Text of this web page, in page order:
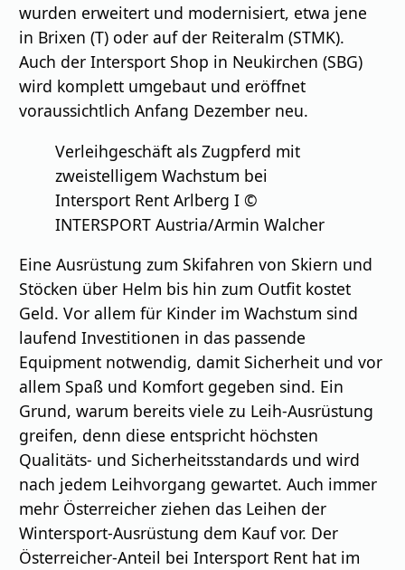
wurden erweitert und modernisiert, etwa jene
in Brixen (T) oder auf der Reiteralm (STMK).
Auch der Intersport Shop in Neukirchen (SBG)
wird komplett umgebaut und eröffnet
voraussichtlich Anfang Dezember neu.
Verleihgeschäft als Zugpferd mit
zweistelligem Wachstum bei
Intersport Rent Arlberg I ©
INTERSPORT Austria/Armin Walcher
Eine Ausrüstung zum Skifahren von Skiern und
Stöcken über Helm bis hin zum Outfit kostet
Geld. Vor allem für Kinder im Wachstum sind
laufend Investitionen in das passende
Equipment notwendig, damit Sicherheit und vor
allem Spaß und Komfort gegeben sind. Ein
Grund, warum bereits viele zu Leih-Ausrüstung
greifen, denn diese entspricht höchsten
Qualitäts- und Sicherheitsstandards und wird
nach jedem Leihvorgang gewartet. Auch immer
mehr Österreicher ziehen das Leihen der
Wintersport-Ausrüstung dem Kauf vor. Der
Österreicher-Anteil bei Intersport Rent hat im